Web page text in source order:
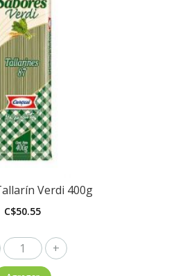
Verdi 400g
C$50.55
Carozzi
Tallarín